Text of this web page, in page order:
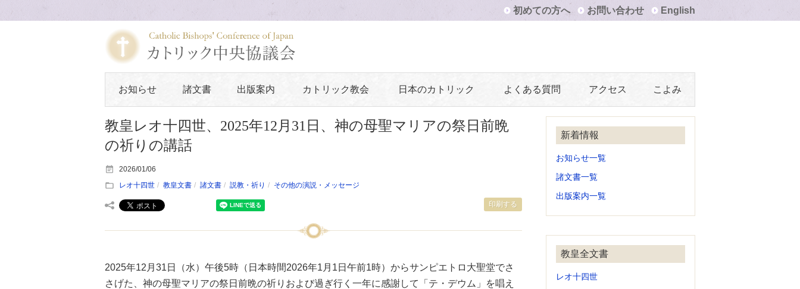
初めての方へ お問い合わせ English
お知らせ 諸文書 出版案内 カトリック教会 日本のカトリック よくある質問 アクセス こよみ
教皇レオ十四世、2025年12月31日、神の母聖マリアの祭日前晩
の祈りの講話
印刷する
2026/01/06
レオ十四世
教皇文書 諸文書 説教・祈り その他の演説・メッセージ
2025年12月31日（水）午後5時（日本時間2026年1月1日午前1時）からサンピエトロ大聖堂でさ
さげた、神の母聖マリアの祭日前晩の祈りおよび過ぎ行く一年に感謝して「テ・デウム」を唱え
新着情報
お知らせ一覧
諸文書一覧
出版案内一覧
教皇全文書
レオ十四世